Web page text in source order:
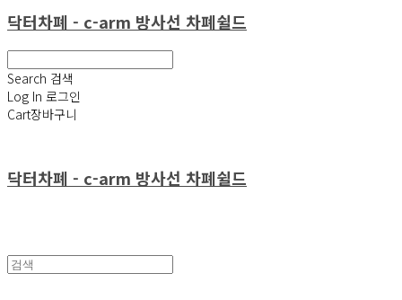
닥터차폐 - c-arm 방사선 차폐쉴드
Search 검색
Log In 로그인
Cart장바구니
닥터차폐 - c-arm 방사선 차폐쉴드